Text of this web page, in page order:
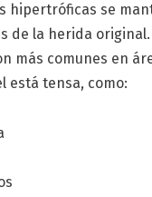
hipertróficas se
de la herida
más comunes en
está tensa, como: